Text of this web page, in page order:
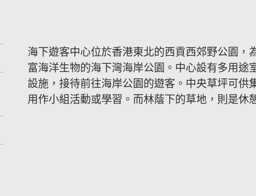
海下遊客中心位於香港東北的西貢西郊野公園，
富海洋生物的海下灣海岸公園。中心設有多用途
設施，接待前往海岸公園的遊客。中央草坪可供
用作小組活動或學習。而林蔭下的草地，則是休